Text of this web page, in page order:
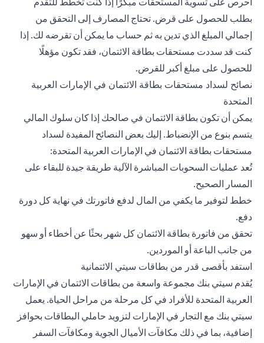
بطلب للحصول على قرض. تحتاج المصارف إلى التحقق من
إجمالي المبلغ الذي تدين به ثم حساب ما يمكن أن تقرضه لك. إذا
كنت قد سددت مستحقات بطاقة الائتمان، فقد تكون مؤهلًا
للحصول على مبلغ أكبر للقرض.
نصائح لسداد مستحقات بطاقة الائتمان في الإمارات العربية
المتحدة
يمكن أن تكون بطاقة الائتمان في صالحك إذا كان سلوك المالي
يتسم بنوع من الإنضباط. إليك بعض النصائح المفيدة لسداد
مستحقات بطاقة الائتمان في الإمارات العربية المتحدة:
تُعد عمليات السحوبات المباشرة الآلية طريقة جيدة للبقاء على
المسار الصحيح.
خطط لتوفير ما يكفي من المال لدفع فاتورتك في نهاية كل دورة
دفع.
تحقق من فاتورة بطاقة الائتمان كل شهر بحثًا عن أخطاء أو سهو
من جانب الباعة أو الموردين.
استفد بأقصى قدر من بطاقات سيتي الائتمانية
يُقدم سيتي بنك مجموعة واسعة من بطاقات الائتمان في الإمارات
العربية المتحدة للأفراد في كل مرحلة من مراحل الحياة. يعمل
سيتي بنك مع التجار في الإمارات لتزويد حاملي البطاقات بحوافز
إضافية، بما في ذلك مكافآت الأميال الجوية ومكافآت السفر